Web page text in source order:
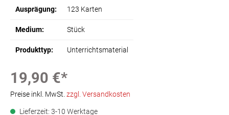
Ausprägung: 123 Karten
Medium: Stück
Produkttyp: Unterrichtsmaterial
19,90 €*
Preise inkl. MwSt. zzgl. Versandkosten
Lieferzeit: 3-10 Werktage